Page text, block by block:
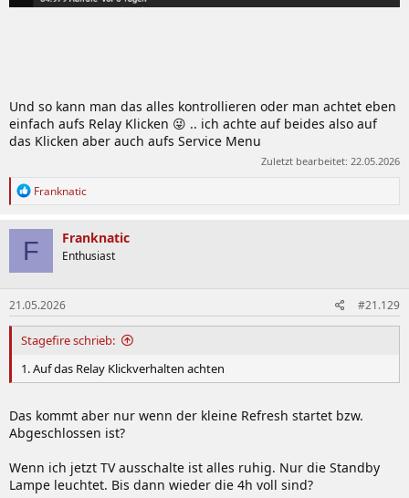
Und so kann man das alles kontrollieren oder man achtet eben
einfach aufs Relay Klicken 😜 .. ich achte auf beides also auf
das Klicken aber auch aufs Service Menu
Zuletzt bearbeitet: 22.05.2026
R
k
t
o
n
e
n
:
Franknatic
F Franknatic
Enthusiast
21.05.2026 #21.129
Stagefire schrieb:
1. Auf das Relay Klickverhalten achten
Das kommt aber nur wenn der kleine Refresh startet bzw.
Abgeschlossen ist?
Wenn ich jetzt TV ausschalte ist alles ruhig. Nur die Standby
Lampe leuchtet. Bis dann wieder die 4h voll sind?